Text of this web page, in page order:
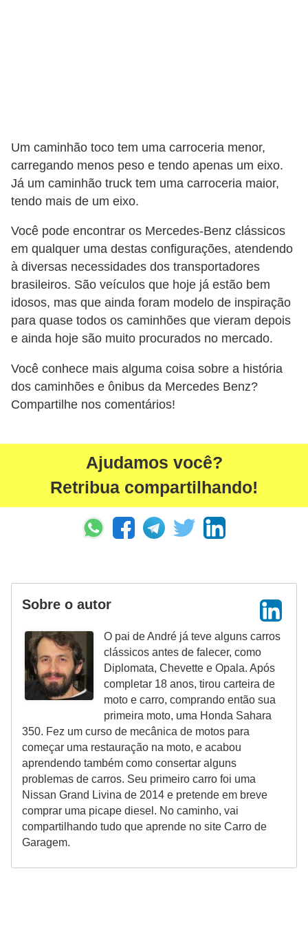
Um caminhão toco tem uma carroceria menor,
carregando menos peso e tendo apenas um eixo.
Já um caminhão truck tem uma carroceria maior,
tendo mais de um eixo.
Você pode encontrar os Mercedes-Benz clássicos
em qualquer uma destas configurações, atendendo
à diversas necessidades dos transportadores
brasileiros. São veículos que hoje já estão bem
idosos, mas que ainda foram modelo de inspiração
para quase todos os caminhões que vieram depois
e ainda hoje são muito procurados no mercado.
Você conhece mais alguma coisa sobre a história
dos caminhões e ônibus da Mercedes Benz?
Compartilhe nos comentários!
Ajudamos você?
Retribua compartilhando!
Sobre o autor
O pai de André já teve alguns carros
clássicos antes de falecer, como
Diplomata, Chevette e Opala. Após
completar 18 anos, tirou carteira de
moto e carro, comprando então sua
primeira moto, uma Honda Sahara
350. Fez um curso de mecânica de motos para
começar uma restauração na moto, e acabou
aprendendo também como consertar alguns
problemas de carros. Seu primeiro carro foi uma
Nissan Grand Livina de 2014 e pretende em breve
comprar uma picape diesel. No caminho, vai
compartilhando tudo que aprende no site Carro de
Garagem.
a
e
s
e
g
u
r
o
s